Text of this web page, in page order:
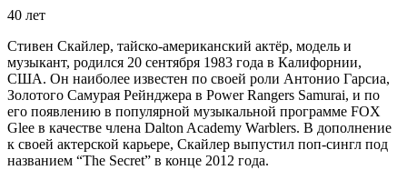
40 лет
Стивен Скайлер, тайско-американский актёр, модель и
музыкант, родился 20 сентября 1983 года в Калифорнии,
США. Он наиболее известен по своей роли Антонио Гарсиа,
Золотого Самурая Рейнджера в Power Rangers Samurai, и по
его появлению в популярной музыкальной программе FOX
Glee в качестве члена Dalton Academy Warblers. В дополнение
к своей актерской карьере, Скайлер выпустил поп-сингл под
названием “The Secret” в конце 2012 года.